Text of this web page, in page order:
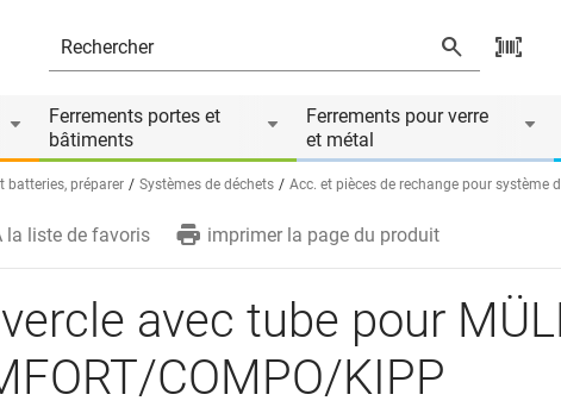
Ferrements portes et
bâtiments
Ferrements pour verre
et métal
batteries, préparer Systèmes de déchets Acc. et pièces de rechange pour système
de
la liste de favoris imprimer la page du produit
avec tube pour
COMPO/KIPP